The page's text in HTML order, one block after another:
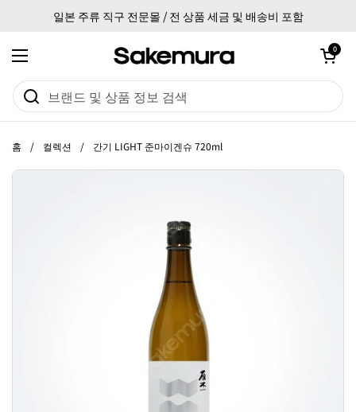
일본 주류 직구 전문몰 / 전 상품 세금 및 배송비 포함
메뉴 열기
카트 열기
0
홈 / 컬렉션 / 간기 LIGHT 준마이겐슈 720ml